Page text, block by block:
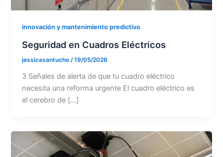
innovación y mantenimiento predictivo
Seguridad en Cuadros Eléctricos
jessicasantucho/19/05/2026
3 Señales de alerta de que tu cuadro eléctrico
necesita una reforma urgente El cuadro eléctrico es
el cerebro de […]